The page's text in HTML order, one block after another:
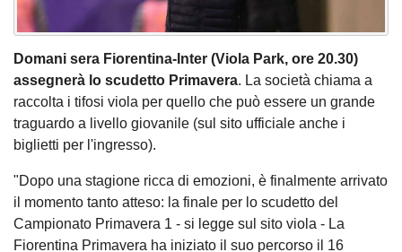
Domani sera Fiorentina-Inter (Viola Park, ore 20.30)
assegnerà lo scudetto Primavera. La società chiama a
raccolta i tifosi viola per quello che può essere un grande
traguardo a livello giovanile (sul sito ufficiale anche i
biglietti per l'ingresso).
"Dopo una stagione ricca di emozioni, è finalmente arrivato
il momento tanto atteso: la finale per lo scudetto del
Campionato Primavera 1 - si legge sul sito viola - La
Fiorentina Primavera ha iniziato il suo percorso il 16